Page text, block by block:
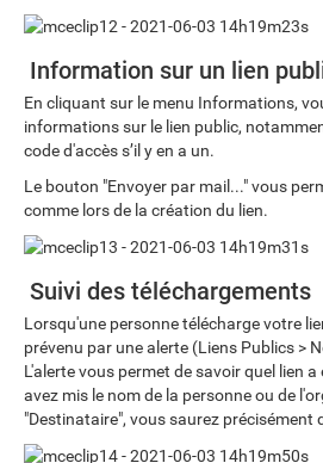
Information sur un lien
En cliquant sur le menu Informations,
informations sur le lien public,
code d'accès s’il y en a un.
Le bouton "Envoyer par mail..." vous
comme lors de la création du lien.
Suivi des téléchargements
Lorsqu'une personne télécharge votre
prévenu par une alerte (Liens Publics >
L'alerte vous permet de savoir quel lien
avez mis le nom de la personne ou de
"Destinataire", vous saurez précisément